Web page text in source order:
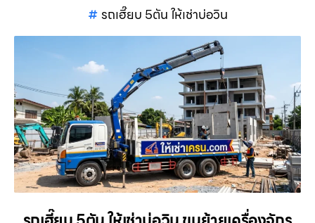
รถเฮี๊ยบ 5ตัน ให้เช่าบ่อวิน